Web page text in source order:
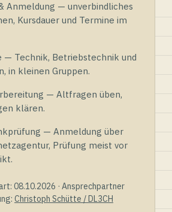
Anmeldung — unverbindliches
Kursdauer und Termine im
— Technik, Betriebstechnik und
in kleinen Gruppen.
— Altfragen üben,
klären.
— Anmeldung über
Prüfung meist vor
08.10.2026 · Ansprechpartner
Christoph Schütte / DL3CH